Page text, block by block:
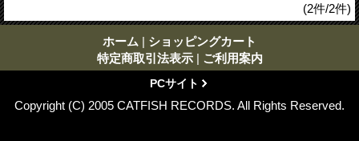
(2件/2件)
ホーム | ショッピングカート
特定商取引法表示 | ご利用案内
PCサイト
Copyright (C) 2005 CATFISH RECORDS. All Rights Reserved.